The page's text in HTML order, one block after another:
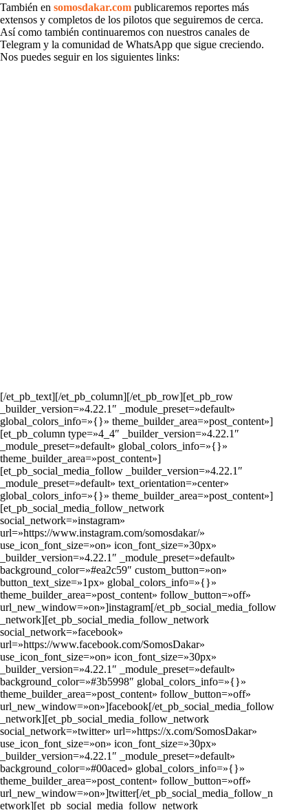
También en somosdakar.com publicaremos reportes más
extensos y completos de los pilotos que seguiremos de cerca.
Así como también continuaremos con nuestros canales de
Telegram y la comunidad de WhatsApp que sigue creciendo.
Nos puedes seguir en los siguientes links:
[/et_pb_text][/et_pb_column][/et_pb_row][et_pb_row
_builder_version=»4.22.1″ _module_preset=»default»
global_colors_info=»{}» theme_builder_area=»post_content»]
[et_pb_column type=»4_4″ _builder_version=»4.22.1″
_module_preset=»default» global_colors_info=»{}»
theme_builder_area=»post_content»]
[et_pb_social_media_follow _builder_version=»4.22.1″
_module_preset=»default» text_orientation=»center»
global_colors_info=»{}» theme_builder_area=»post_content»]
[et_pb_social_media_follow_network
social_network=»instagram»
url=»https://www.instagram.com/somosdakar/»
use_icon_font_size=»on» icon_font_size=»30px»
_builder_version=»4.22.1″ _module_preset=»default»
background_color=»#ea2c59″ custom_button=»on»
button_text_size=»1px» global_colors_info=»{}»
theme_builder_area=»post_content» follow_button=»off»
url_new_window=»on»]instagram[/et_pb_social_media_follow
_network][et_pb_social_media_follow_network
social_network=»facebook»
url=»https://www.facebook.com/SomosDakar»
use_icon_font_size=»on» icon_font_size=»30px»
_builder_version=»4.22.1″ _module_preset=»default»
background_color=»#3b5998″ global_colors_info=»{}»
theme_builder_area=»post_content» follow_button=»off»
url_new_window=»on»]facebook[/et_pb_social_media_follow
_network][et_pb_social_media_follow_network
social_network=»twitter» url=»https://x.com/SomosDakar»
use_icon_font_size=»on» icon_font_size=»30px»
_builder_version=»4.22.1″ _module_preset=»default»
background_color=»#00aced» global_colors_info=»{}»
theme_builder_area=»post_content» follow_button=»off»
url_new_window=»on»]twitter[/et_pb_social_media_follow_n
etwork][et_pb_social_media_follow_network